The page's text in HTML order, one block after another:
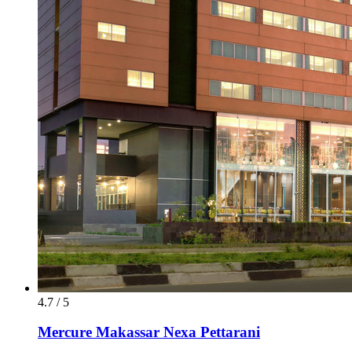
4.7 / 5
Mercure Makassar Nexa Pettarani